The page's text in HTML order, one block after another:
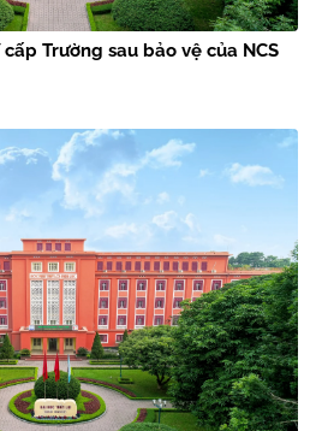
Trường sau bảo vệ của NCS